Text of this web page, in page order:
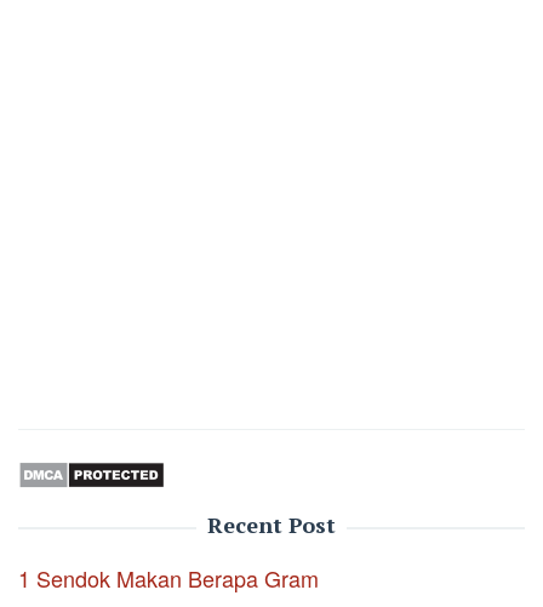
Recent Post
1 Sendok Makan Berapa Gram